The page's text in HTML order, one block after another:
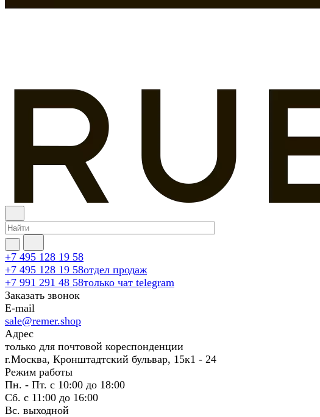
+7 495 128 19 58
+7 495 128 19 58отдел продаж
+7 991 291 48 58только чат telegram
Заказать звонок
E-mail
sale@remer.shop
Адрес
только для почтовой кореспонденции
г.Москва, Кронштадтский бульвар, 15к1 - 24
Режим работы
Пн. - Пт. с 10:00 до 18:00
Сб. с 11:00 до 16:00
Вс. выходной